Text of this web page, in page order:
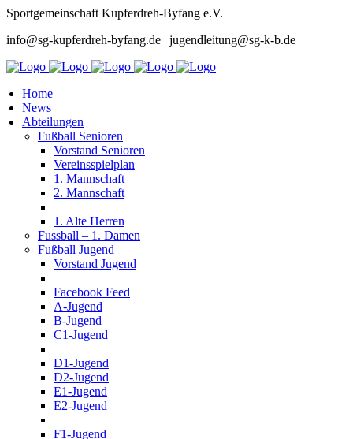
Sportgemeinschaft Kupferdreh-Byfang e.V.
info@sg-kupferdreh-byfang.de | jugendleitung@sg-k-b.de
Home
News
Abteilungen
Fußball Senioren
Vorstand Senioren
Vereinsspielplan
1. Mannschaft
2. Mannschaft
1. Alte Herren
Fussball – 1. Damen
Fußball Jugend
Vorstand Jugend
Facebook Feed
A-Jugend
B-Jugend
C1-Jugend
D1-Jugend
D2-Jugend
E1-Jugend
E2-Jugend
F1-Jugend